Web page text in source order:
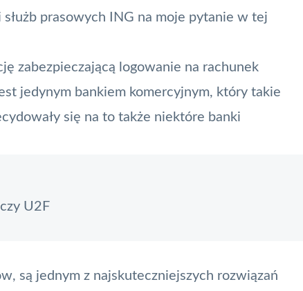
prasowych ING na moje pytanie w tej
zabezpieczającą logowanie na rachunek
jedynym bankiem komercyjnym, który takie
się na to także niektóre banki
U2F
są jednym z najskuteczniejszych rozwiązań